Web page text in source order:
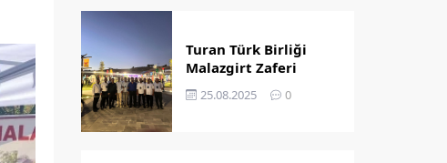
Turan Türk Birliği
Malazgirt Zaferi
Kutlamalarında
25.08.2025 0